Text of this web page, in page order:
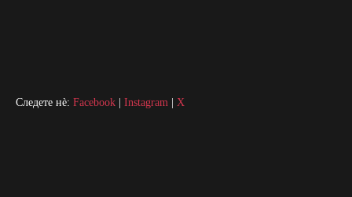
Следете нè: Facebook Instagram X